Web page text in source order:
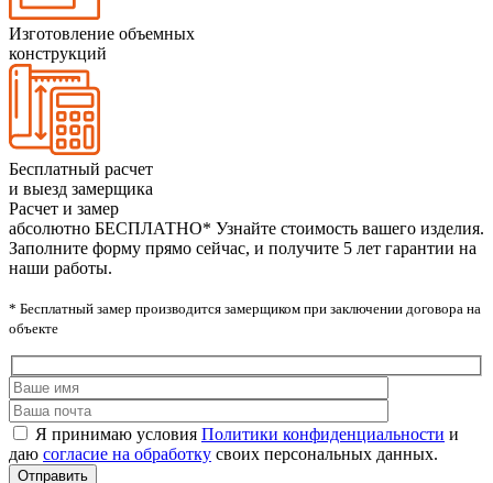
Изготовление объемных
конструкций
Бесплатный расчет
и выезд замерщика
Расчет и замер
абсолютно БЕСПЛАТНО* Узнайте стоимость вашего изделия.
Заполните форму прямо сейчас, и получите 5 лет гарантии на
наши работы.
* Бесплатный замер производится замерщиком при заключении договора на
объекте
Я принимаю условия Политики конфиденциальности и
даю согласие на обработку своих персональных данных.